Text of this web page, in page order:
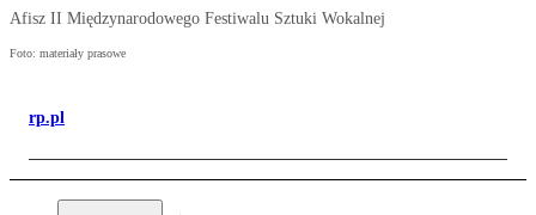
Afisz II Międzynarodowego Festiwalu Sztuki Wokalnej
Foto: materiały prasowe
rp.pl